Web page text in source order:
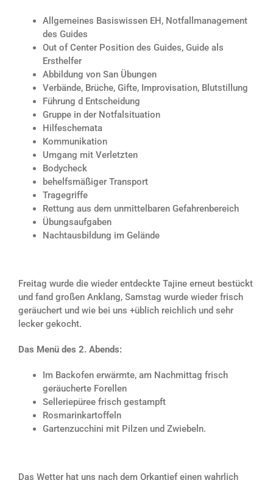
Allgemeines Basiswissen EH, Notfallmanagement
des Guides
Out of Center Position des Guides, Guide als
Ersthelfer
Abbildung von San Übungen
Verbände, Brüche, Gifte, Improvisation, Blutstillung
Führung d Entscheidung
Gruppe in der Notfalsituation
Hilfeschemata
Kommunikation
Umgang mit Verletzten
Bodycheck
behelfsmäßiger Transport
Tragegriffe
Rettung aus dem unmittelbaren Gefahrenbereich
Übungsaufgaben
Nachtausbildung im Gelände
Freitag wurde die wieder entdeckte Tajine erneut bestückt
und fand großen Anklang, Samstag wurde wieder frisch
geräuchert und wie bei uns +üblich reichlich und sehr
lecker gekocht.
Das Menü des 2. Abends:
Im Backofen erwärmte, am Nachmittag frisch
geräucherte Forellen
Selleriepüree frisch gestampft
Rosmarinkartoffeln
Gartenzucchini mit Pilzen und Zwiebeln.
Das Wetter hat uns nach dem Orkantief einen wahrlich